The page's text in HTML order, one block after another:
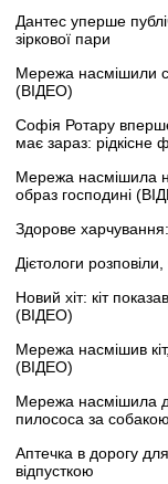
Дантес уперше
зіркової пари
Мережа насмішили
(ВІДЕО)
Софія Ротару
має зараз: рідкісне
Мережа насмішила
образ господині
Здорове харчування:
Дієтологи
Новий хіт: кіт
(ВІДЕО)
Мережа насмішив
(ВІДЕО)
Мережа насмішила
пилососа за
Аптечка в дорогу
відпусткою